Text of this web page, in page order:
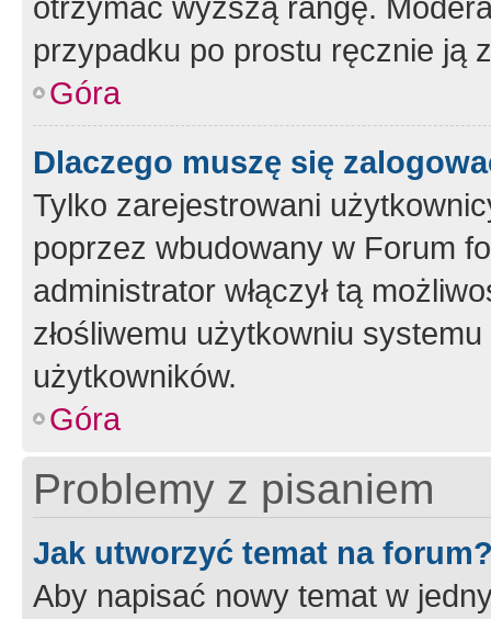
przypadku po prostu ręcznie ją
Góra
Dlaczego muszę się
Tylko zarejestrowani
poprzez wbudowany w Forum
administrator włączył tą
złośliwemu użytkowniu
użytkowników.
Góra
Problemy z pisaniem
Jak utworzyć temat na
Aby napisać nowy temat w